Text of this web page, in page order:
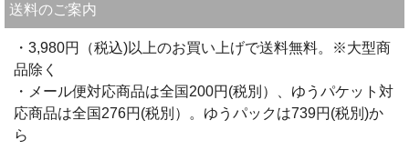
送料のご案内
・3,980円（税込)以上のお買い上げで送料無料。※大型商
品除く
・メール便対応商品は全国200円(税別）、ゆうパケット対
応商品は全国276円(税別）。ゆうパックは739円(税別)か
ら